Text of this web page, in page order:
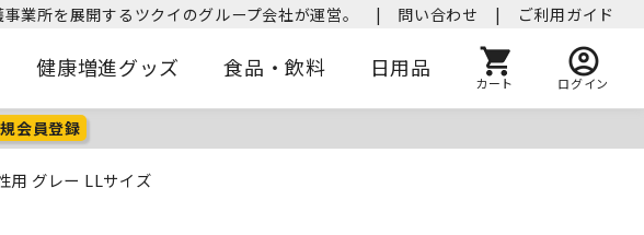
業所を展開するツクイのグループ会社が運営。 | 問い合わせ | ご利用ガイド
健康増進グッズ 食品・飲料 日用品
カート ログイン
会員登録
用 グレー LLサイズ